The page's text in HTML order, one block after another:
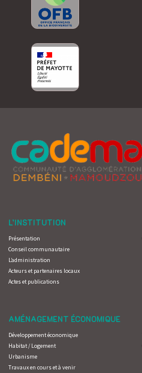
L’INSTITUTION
Présentation
Conseil communautaire
L’administration
Acteurs et partenaires locaux
Actes et publications
AMÉNAGEMENT ÉCONOMIQUE
Développement économique
Habitat / Logement
Urbanisme
Travaux en cours et à venir